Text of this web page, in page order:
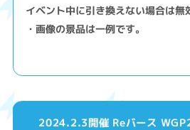
イベント中に引き換えない場合は無
・画像の景品は一例です。
2024.2.3開催 Reバース